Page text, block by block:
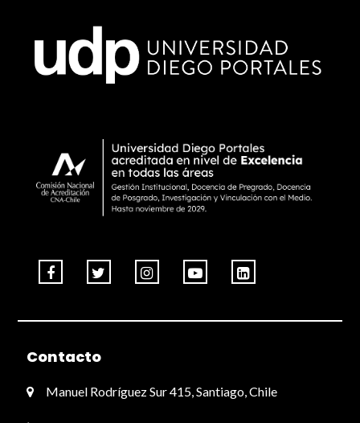
Contacto
Manuel Rodríguez Sur 415, Santiago, Chile